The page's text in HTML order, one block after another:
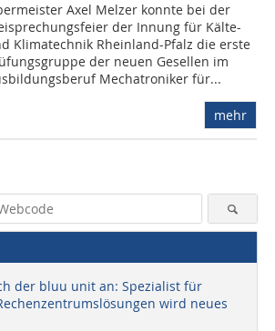
Axel Melzer konnte bei der
der Innung für Kälte-
Klimatechnik Rheinland-Pfalz die erste
der neuen Gesellen im
Mechatroniker für...
mehr
der bluu unit an: Spezialist für
wird neues